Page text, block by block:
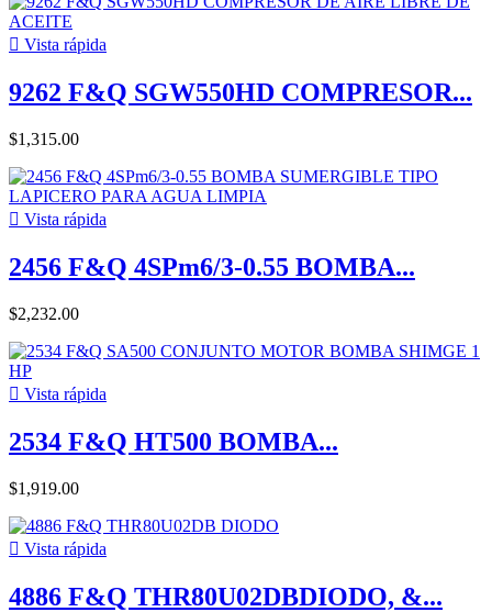
 Vista rápida
9262 F&Q SGW550HD COMPRESOR...
$1,315.00
 Vista rápida
2456 F&Q 4SPm6/3-0.55 BOMBA...
$2,232.00
 Vista rápida
2534 F&Q HT500 BOMBA...
$1,919.00
 Vista rápida
4886 F&Q THR80U02DBDIODO, &...